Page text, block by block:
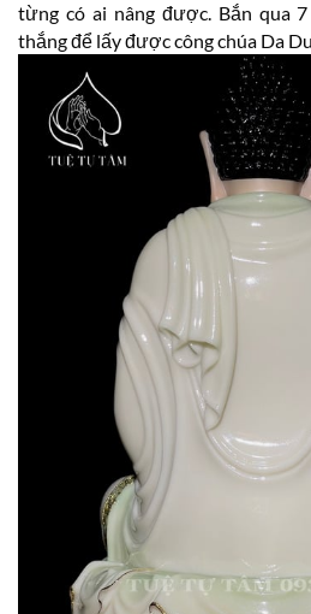
từng có ai nâng được. Bắn qua
thắng để lấy được công chúa Da